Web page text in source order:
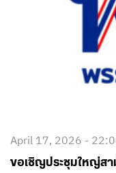
April 17, 2026 -
ขอเชิญประชุมใหญ่ส